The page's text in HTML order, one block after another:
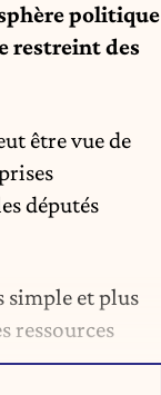
politique
restreint des
être vue de
députés
simple et plus
ressources